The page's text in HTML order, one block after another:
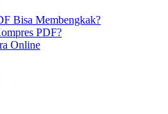
Bisa Membengkak?
PDF?
Online